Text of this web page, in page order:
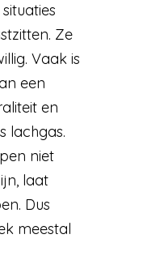
Ze
Vaak is
een
en
lachgas.
niet
laat
Dus
meestal